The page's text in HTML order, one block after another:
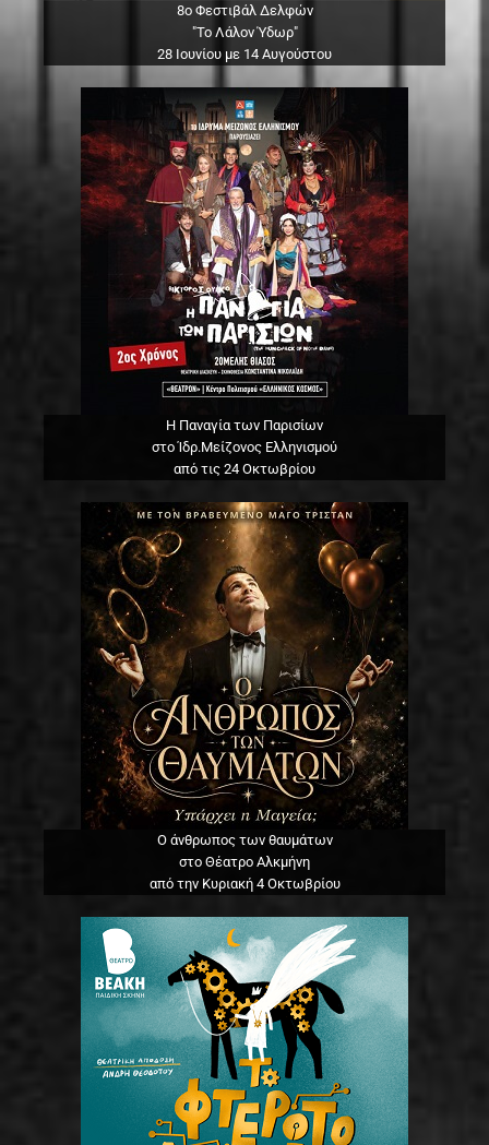
8ο Φεστιβάλ Δελφών
"Το Λάλον Ύδωρ"
28 Ιουνίου με 14 Αυγούστου
Η Παναγία των Παρισίων
στο Ίδρ.Μείζονος Ελληνισμού
από τις 24 Οκτωβρίου
Ο άνθρωπος των θαυμάτων
στο Θέατρο Αλκμήνη
από την Κυριακή 4 Οκτωβρίου